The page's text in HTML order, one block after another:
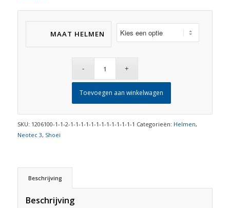
MAAT HELMEN
Toevoegen aan winkelwagen
SKU: 1206100-1-1-2-1-1-1-1-1-1-1-1-1-1-1-1-1 Categorieën: Helmen,
Neotec 3, Shoei
Beschrijving
Beschrijving